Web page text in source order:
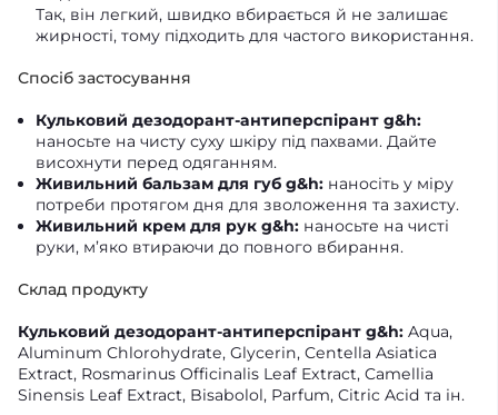
Так, він легкий, швидко вбирається й не залишає
жирності, тому підходить для частого використання.
Спосіб застосування
Кульковий дезодорант-антиперспірант g&h:
наносьте на чисту суху шкіру під пахвами. Дайте
висохнути перед одяганням.
Живильний бальзам для губ g&h: наносіть у міру
потреби протягом дня для зволоження та захисту.
Живильний крем для рук g&h: наносьте на чисті
руки, м’яко втираючи до повного вбирання.
Склад продукту
Кульковий дезодорант-антиперспірант g&h: Aqua,
Aluminum Chlorohydrate, Glycerin, Centella Asiatica
Extract, Rosmarinus Officinalis Leaf Extract, Camellia
Sinensis Leaf Extract, Bisabolol, Parfum, Citric Acid та ін.